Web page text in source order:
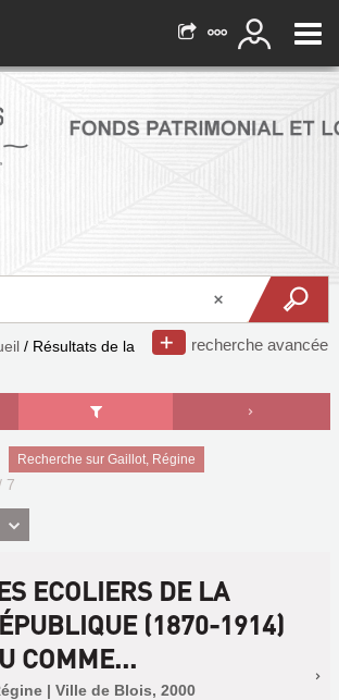
recherche avancée
/ Résultats de la
Recherche sur Gaillot, Régine
7
ECOLIERS DE LA
(1870-1914)
COMME...
| Ville de Blois, 2000